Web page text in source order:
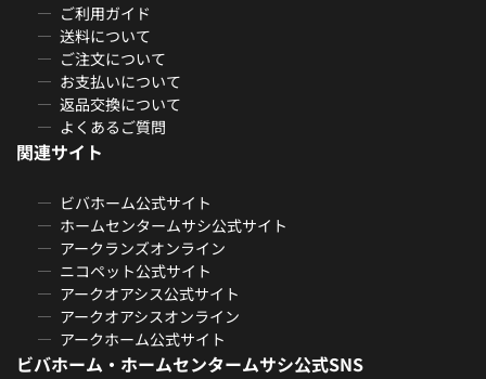
ご利用ガイド
送料について
ご注文について
お支払いについて
返品交換について
よくあるご質問
関連サイト
ビバホーム公式サイト
ホームセンタームサシ公式サイト
アークランズオンライン
ニコペット公式サイト
アークオアシス公式サイト
アークオアシスオンライン
アークホーム公式サイト
ビバホーム・ホームセンタームサシ公式SNS